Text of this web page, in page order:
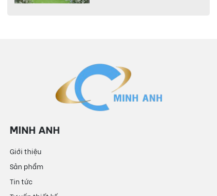
Giới thiệu
Sản phẩm
Tin tức